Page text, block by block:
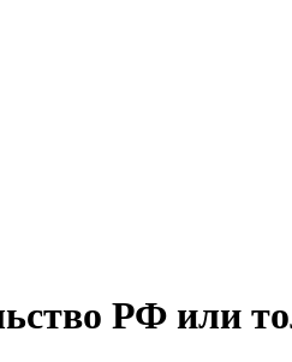
РФ или